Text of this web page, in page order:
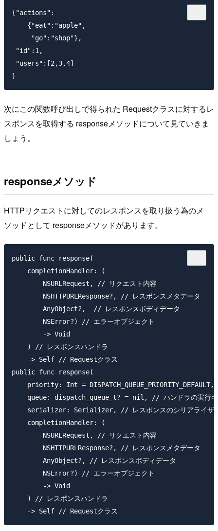
{"actions":
    {"eat":"apple",
     "go":"shop"},
"id":1,
"users":[2,3,4]
次にこの関数呼び出しで得られた Requestクラスに対するレ
スポンスを取得する responseメソッドについて見ていきま
しょう。
responseメソッド
HTTPリクエストに対してのレスポンスを取り扱う為のメ
ソッドとして responseメソッドがあります。
public func response(
    completionHandler: (
        NSURLRequest, // リクエスト内容
        NSHTTPURLResponse?, // レスポンスメタデータ
        AnyObject?,  // レスポンスボディデータ
        NSError?) // エラーオブジェクト
        -> Void
    ) // レスポンスハンドラ
    -> Self // Requestクラス
public func response(
priority: Int = DISPATCH_QUEUE_PRIORITY_DEFAULT,
queue: dispatch_queue_t? = nil, // ハンドラの実行キ
serializer: Serializer, // レスポンスのシリアライザ
    completionHandler: (
        NSURLRequest, // リクエスト内容
        NSHTTPURLResponse?, // レスポンスメタデータ
        AnyObject?, // レスポンスボディデータ
        NSError?) // エラーオブジェクト
        -> Void
    ) // レスポンスハンドラ